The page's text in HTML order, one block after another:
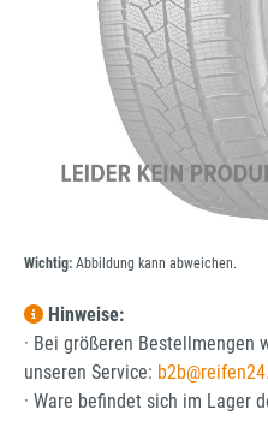
Wichtig: Abbildung kann abweichen.
Hinweise:
· Bei größeren Bestellmengen
unseren Service:
· Ware befindet sich im Lager